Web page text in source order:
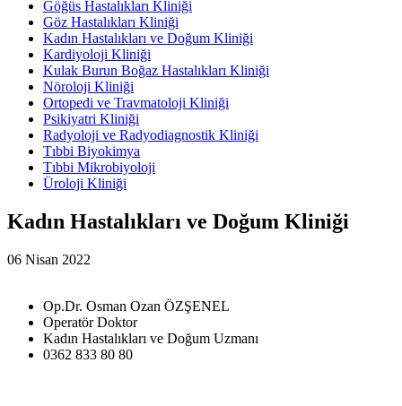
Göğüs Hastalıkları Kliniği
Göz Hastalıkları Kliniği
Kadın Hastalıkları ve Doğum Kliniği
Kardiyoloji Kliniği
Kulak Burun Boğaz Hastalıkları Kliniği
Nöroloji Kliniği
Ortopedi ve Travmatoloji Kliniği
Psikiyatri Kliniği
Radyoloji ve Radyodiagnostik Kliniği
Tıbbi Biyokimya
Tıbbi Mikrobiyoloji
Üroloji Kliniği
Kadın Hastalıkları ve Doğum Kliniği
06 Nisan 2022
Op.Dr. Osman Ozan ÖZŞENEL
Operatör Doktor
Kadın Hastalıkları ve Doğum Uzmanı
0362 833 80 80